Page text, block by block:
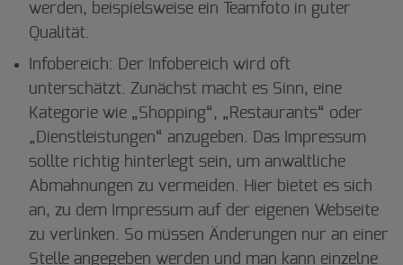
werden, beispielsweise ein Teamfoto in guter
Qualität.
Infobereich: Der Infobereich wird oft
unterschätzt. Zunächst macht es Sinn, eine
Kategorie wie „Shopping“, „Restaurants“ oder
„Dienstleistungen“ anzugeben. Das Impressum
sollte richtig hinterlegt sein, um anwaltliche
Abmahnungen zu vermeiden. Hier bietet es sich
an, zu dem Impressum auf der eigenen Webseite
zu verlinken. So müssen Änderungen nur an einer
Stelle angegeben werden und man kann einzelne